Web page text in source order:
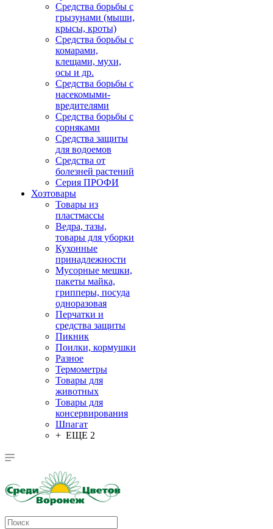
Средства борьбы с
грызунами (мыши,
крысы, кроты)
Средства борьбы с
комарами,
клещами, мухи,
осы и др.
Средства борьбы с
насекомыми-
вредителями
Средства борьбы с
сорняками
Средства защиты
для водоемов
Средства от
болезней растений
Серия ПРОФИ
Хозтовары
Товары из
пластмассы
Ведра, тазы,
товары для уборки
Кухонные
принадлежности
Мусорные мешки,
пакеты майка,
грипперы, посуда
одноразовая
Перчатки и
средства защиты
Пикник
Поилки, кормушки
Разное
Термометры
Товары для
животных
Товары для
консервирования
Шпагат
+ ЕЩЕ 2